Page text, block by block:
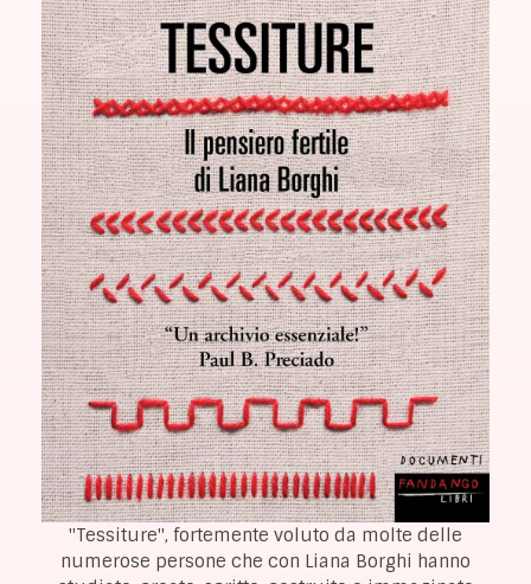
"Tessiture", fortemente voluto da molte delle
numerose persone che con Liana Borghi hanno